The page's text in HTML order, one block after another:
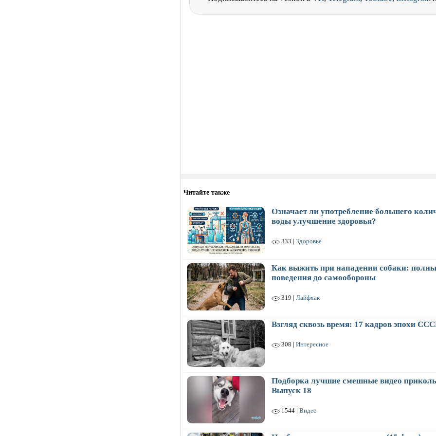
Читайте также
Означает ли употребление большего
воды улучшение здоровья?
333 | Здоровье
Как выжить при нападении собаки:
поведения до самообороны
319 | Лайфхак
Взгляд сквозь время: 17 кадров эпохи
308 | Интересное
Подборка лучшие смешные видео
Выпуск 18
1544 | Видео